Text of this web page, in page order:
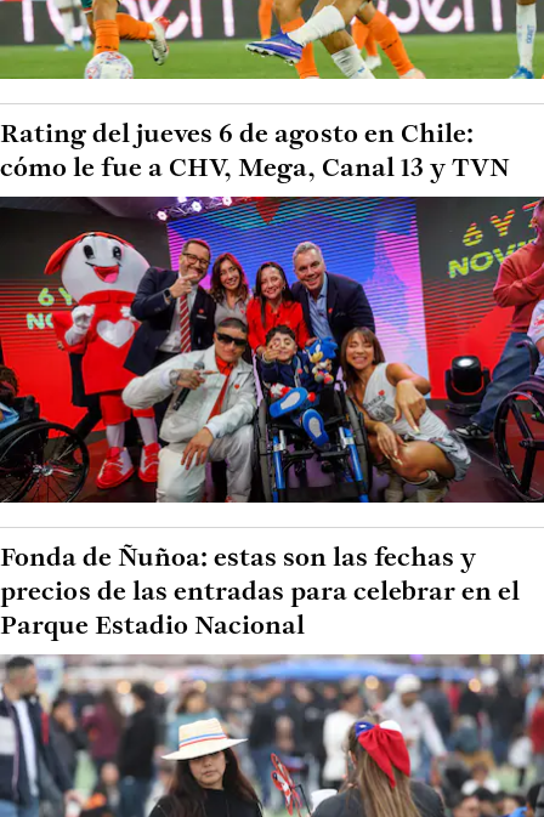
Rating del jueves 6 de agosto en Chile:
cómo le fue a CHV, Mega, Canal 13 y TVN
Fonda de Ñuñoa: estas son las fechas y
precios de las entradas para celebrar en el
Parque Estadio Nacional